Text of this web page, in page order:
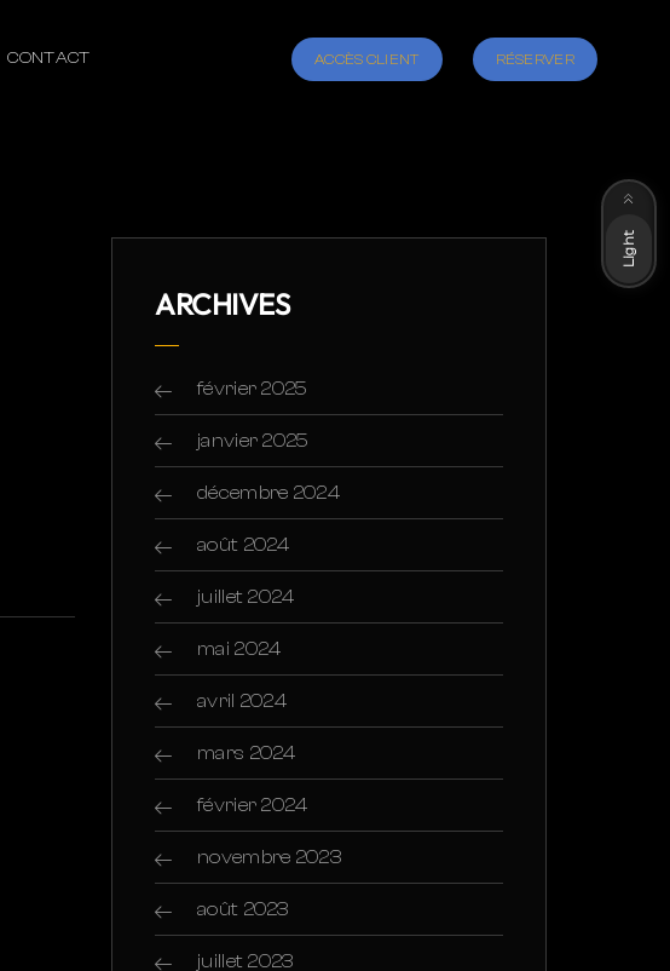
CONTACT ACCÈS CLIENT RÉSERVER
ARCHIVES
février 2025
janvier 2025
décembre 2024
août 2024
juillet 2024
mai 2024
avril 2024
mars 2024
février 2024
novembre 2023
août 2023
juillet 2023
Light
Dark